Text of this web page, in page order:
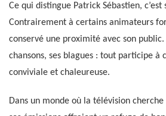
Ce qui distingue Patrick Sébastien,
Contrairement à certains animateurs
conservé une proximité avec son public.
chansons, ses blagues : tout participe à
conviviale et chaleureuse.
Dans un monde où la télévision